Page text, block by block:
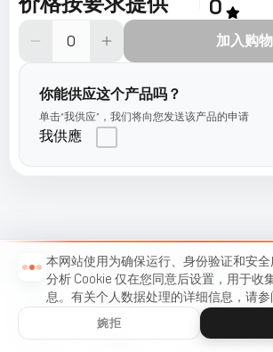
0
加入购
你能供应这个产品吗？
单击“我供应”，我们将向您发送该产品的申请
我供應
菜單
本网站使用为确保运行、身份验证和安全
分析 Cookie 仅在您同意后设置，用于收
息。有关个人数据处理的详细信息，请参
婉拒